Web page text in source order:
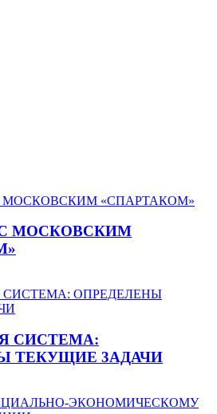
МОСКОВСКИМ
СИСТЕМА:
ТЕКУЩИЕ 3АДАЧИ